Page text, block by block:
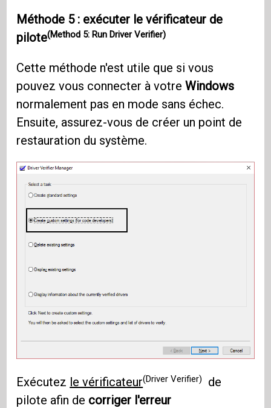
Méthode 5 : exécuter le vérificateur de
pilote(Method 5: Run Driver Verifier)
Cette méthode n'est utile que si vous
pouvez vous connecter à votreWindows
normalement pas en mode sans échec.
Ensuite, assurez-vous de créer un point de
restauration du système.
Exécutez le vérificateur(Driver Verifier)
de
pilote afin de corriger l'erreur